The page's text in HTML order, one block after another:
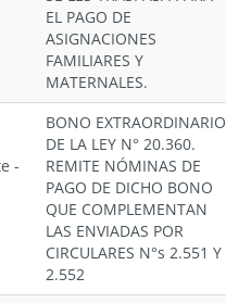
EL PAGO DE
ASIGNACIONES
FAMILIARES Y
MATERNALES.
-
BONO EXTRAORDINARIO
DE LA LEY N° 20.360.
REMITE NÓMINAS DE
PAGO DE DICHO BONO
QUE COMPLEMENTAN
LAS ENVIADAS POR
CIRCULARES N°s 2.551 Y
2.552